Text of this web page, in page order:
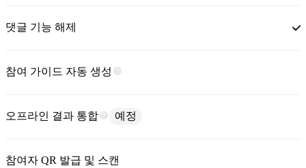
댓글 기능 해제
참여 가이드 자동 생성
오프라인 결과 통합 예정
참여자 QR 발급 및 스캔